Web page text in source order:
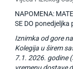
NAPOMENA:
SE DO
Iznimka od gore
Kolegija u širem
7.1. 2026. godine